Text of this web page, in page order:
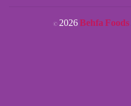
©2026Behfa Foods